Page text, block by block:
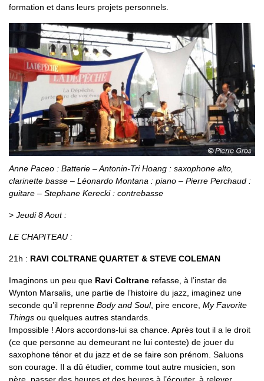
formation et dans leurs projets personnels.
Anne Paceo : Batterie – Antonin-Tri Hoang : saxophone alto,
clarinette basse – Léonardo Montana : piano – Pierre Perchaud :
guitare – Stephane Kerecki : contrebasse
> Jeudi 8 Aout :
LE CHAPITEAU :
21h : RAVI COLTRANE QUARTET & STEVE COLEMAN
Imaginons un peu que Ravi Coltrane refasse, à l’instar de
Wynton Marsalis, une partie de l’histoire du jazz, imaginez une
seconde qu’il reprenne Body and Soul, pire encore, My Favorite
Things ou quelques autres standards.
Impossible ! Alors accordons-lui sa chance. Après tout il a le droit
(ce que personne au demeurant ne lui conteste) de jouer du
saxophone ténor et du jazz et de se faire son prénom. Saluons
son courage. Il a dû étudier, comme tout autre musicien, son